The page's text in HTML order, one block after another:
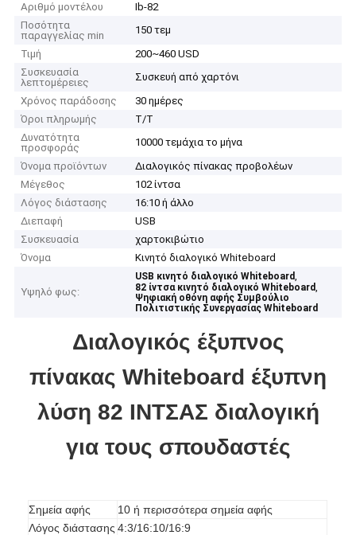
Αριθμό μοντέλου
Ib-82
Ποσότητα
παραγγελίας min
150 τεμ
Τιμή
200~460 USD
Συσκευασία
λεπτομέρειες
Συσκευή από χαρτόνι
Χρόνος παράδοσης
30 ημέρες
Όροι πληρωμής
Τ/Τ
Δυνατότητα
προσφοράς
10000 τεμάχια το μήνα
Όνομα προϊόντων
Διαλογικός πίνακας προβολέων
Μέγεθος
102 ίντσα
Λόγος διάστασης
16:10 ή άλλο
Διεπαφή
USB
Συσκευασία
χαρτοκιβώτιο
Όνομα
Κινητό διαλογικό Whiteboard
Υψηλό φως:
USB κινητό διαλογικό Whiteboard,
82 ίντσα κινητό διαλογικό Whiteboard,
Ψηφιακή οθόνη αφής Συμβούλιο
Πολιτιστικής Συνεργασίας Whiteboard
Διαλογικός έξυπνος
πίνακας Whiteboard έξυπνη
λύση 82 ΙΝΤΣΑΣ διαλογική
για τους σπουδαστές
Σημεία αφής
10 ή περισσότερα σημεία αφής
Λόγος διάστασης 4:3/16:10/16:9